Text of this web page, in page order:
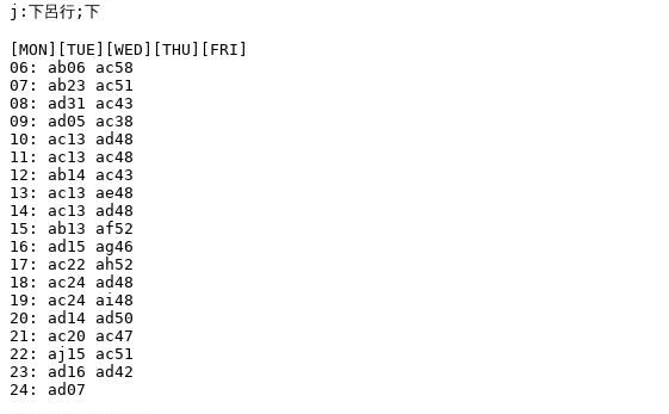
j:下呂行;下
[MON][TUE][WED][THU][FRI]
06: ab06 ac58
07: ab23 ac51
08: ad31 ac43
09: ad05 ac38
10: ac13 ad48
11: ac13 ac48
12: ab14 ac43
13: ac13 ae48
14: ac13 ad48
15: ab13 af52
16: ad15 ag46
17: ac22 ah52
18: ac24 ad48
19: ac24 ai48
20: ad14 ad50
21: ac20 ac47
22: aj15 ac51
23: ad16 ad42
24: ad07